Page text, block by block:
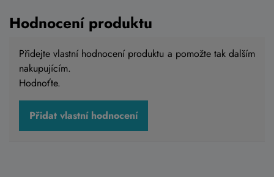
Hodnocení produktu
Přidejte vlastní hodnocení produktu a pomožte tak dalším
nakupujícím.
Hodnoťte.
Přidat vlastní hodnocení